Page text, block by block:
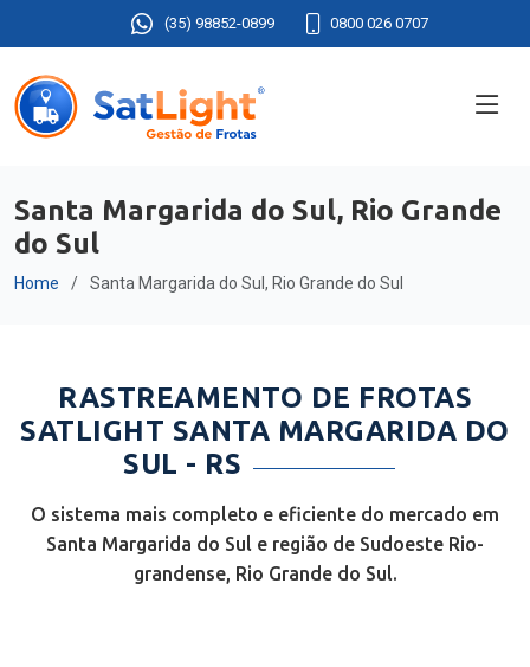
(35) 98852-0899 0800 026 0707
Santa Margarida do Sul, Rio Grande
do Sul
Home Santa Margarida do Sul, Rio Grande do Sul
RASTREAMENTO DE FROTAS
SATLIGHT SANTA MARGARIDA DO
SUL - RS
O sistema mais completo e eficiente do mercado em
Santa Margarida do Sul e região de Sudoeste Rio-
grandense, Rio Grande do Sul.